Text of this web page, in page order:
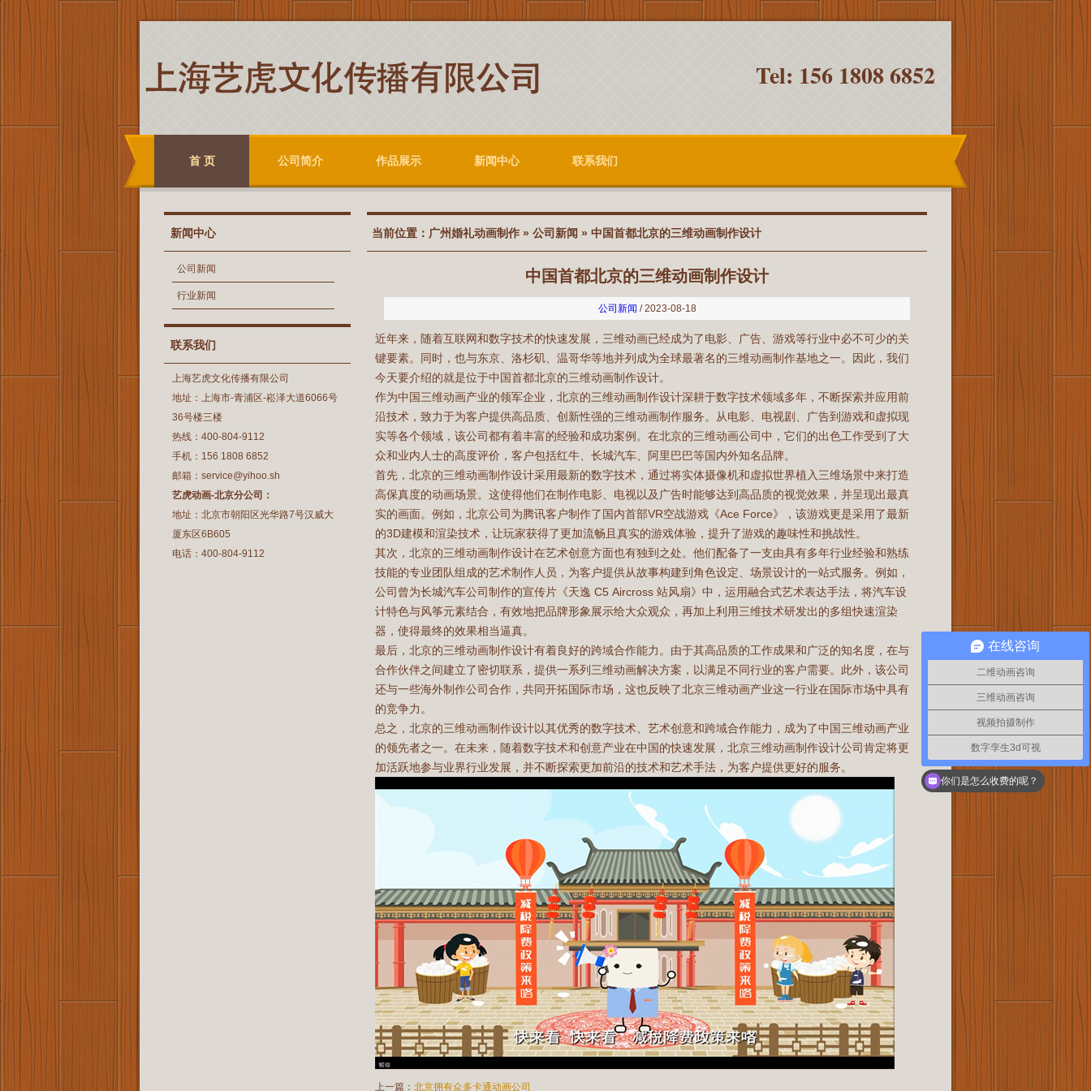
Tel: 156 1808 6852
首 页 公司简介 作品展示 新闻中心 联系我们
新闻中心
公司新闻
行业新闻
联系我们
上海艺虎文化传播有限公司
地址：上海市-青浦区-崧泽大道6066号
36号楼三楼
热线：400-804-9112
手机：156 1808 6852
邮箱：service@yihoo.sh
艺虎动画-北京分公司：
地址：北京市朝阳区光华路7号汉威大
厦东区6B605
电话：400-804-9112
当前位置： 广州婚礼动画制作 » 公司新闻 » 中国首都北京的三维动画制作设计
中国首都北京的三维动画制作设计
公司新闻 / 2023-08-18
近年来，随着互联网和数字技术的快速发展，三维动画已经成为了电影、广告、游戏等行业中必不可少的关
键要素。同时，也与东京、洛杉矶、温哥华等地并列成为全球最著名的三维动画制作基地之一。因此，我们
今天要介绍的就是位于中国首都北京的三维动画制作设计。
作为中国三维动画产业的领军企业，北京的三维动画制作设计深耕于数字技术领域多年，不断探索并应用前
沿技术，致力于为客户提供高品质、创新性强的三维动画制作服务。从电影、电视剧、广告到游戏和虚拟现
实等各个领域，该公司都有着丰富的经验和成功案例。在北京的三维动画公司中，它们的出色工作受到了大
众和业内人士的高度评价，客户包括红牛、长城汽车、阿里巴巴等国内外知名品牌。
首先，北京的三维动画制作设计采用最新的数字技术，通过将实体摄像机和虚拟世界植入三维场景中来打造
高保真度的动画场景。这使得他们在制作电影、电视以及广告时能够达到高品质的视觉效果，并呈现出最真
实的画面。例如，北京公司为腾讯客户制作了国内首部VR空战游戏《Ace Force》，该游戏更是采用了最新
的3D建模和渲染技术，让玩家获得了更加流畅且真实的游戏体验，提升了游戏的趣味性和挑战性。
其次，北京的三维动画制作设计在艺术创意方面也有独到之处。他们配备了一支由具有多年行业经验和熟练
技能的专业团队组成的艺术制作人员，为客户提供从故事构建到角色设定、场景设计的一站式服务。例如，
公司曾为长城汽车公司制作的宣传片《天逸 C5 Aircross 站风扇》中，运用融合式艺术表达手法，将汽车设
计特色与风筝元素结合，有效地把品牌形象展示给大众观众，再加上利用三维技术研发出的多组快速渲染
器，使得最终的效果相当逼真。
最后，北京的三维动画制作设计有着良好的跨域合作能力。由于其高品质的工作成果和广泛的知名度，在与
合作伙伴之间建立了密切联系，提供一系列三维动画解决方案，以满足不同行业的客户需要。此外，该公司
还与一些海外制作公司合作，共同开拓国际市场，这也反映了北京三维动画产业这一行业在国际市场中具有
的竞争力。
总之，北京的三维动画制作设计以其优秀的数字技术、艺术创意和跨域合作能力，成为了中国三维动画产业
的领先者之一。在未来，随着数字技术和创意产业在中国的快速发展，北京三维动画制作设计公司肯定将更
加活跃地参与业界行业发展，并不断探索更加前沿的技术和艺术手法，为客户提供更好的服务。
上一篇： 北京拥有众多卡通动画公司
在线咨询
二维动画咨询
三维动画咨询
视频拍摄制作
数字孪生3d可视
你们是怎么收费的呢？
如何联系你们